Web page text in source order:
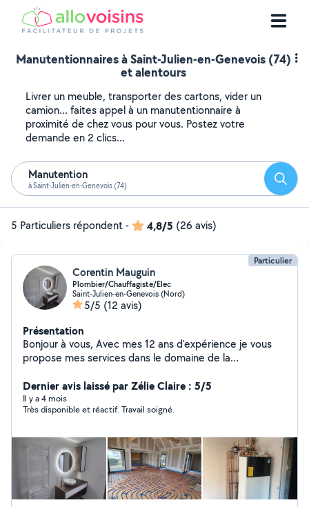
Manutentionnaires à Saint-Julien-en-Genevois (74)
et alentours
Livrer un meuble, transporter des cartons, vider un
camion... faites appel à un manutentionnaire à
proximité de chez vous pour vous. Postez votre
demande en 2 clics...
Manutention
à Saint-Julien-en-Genevois (74)
5 Particuliers répondent- 4,8/5 (26 avis)
Particulier
Corentin Mauguin
Plombier/Chauffagiste/Elec
Saint-Julien-en-Genevois (Nord)
5/5 (12 avis)
Présentation
Bonjour à vous, Avec mes 12 ans d'expérience je vous
propose mes services dans le domaine de la
Rénovation ainsi que dans le dépannage et
désembougage. J'ai également une certification en
électricité pour élargir mes compétences. N'hésitez pas
Dernier avis laissé par Zélie Claire : 5/5
Il y a 4 mois
Très disponible et réactif. Travail soigné.